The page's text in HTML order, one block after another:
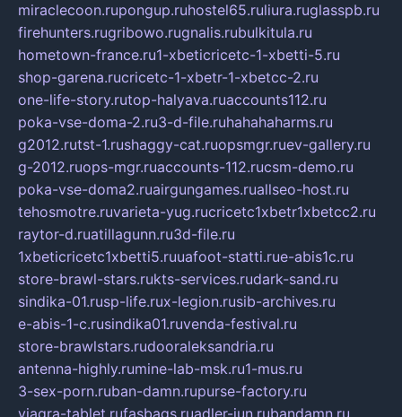
miraclecoon.rupongup.ruhostel65.ruliura.ruglasspb.ru
firehunters.rugribowo.rugnalis.rubulkitula.ru
hometown-france.ru1-xbeticricetc-1-xbetti-5.ru
shop-garena.rucricetc-1-xbetr-1-xbetcc-2.ru
one-life-story.rutop-halyava.ruaccounts112.ru
poka-vse-doma-2.ru3-d-file.ruhahahaharms.ru
g2012.rutst-1.rushaggy-cat.ruopsmgr.ruev-gallery.ru
g-2012.ruops-mgr.ruaccounts-112.rucsm-demo.ru
poka-vse-doma2.ruairgungames.ruallseo-host.ru
tehosmotre.ruvarieta-yug.rucricetc1xbetr1xbetcc2.ru
raytor-d.ruatillagunn.ru3d-file.ru
1xbeticricetc1xbetti5.ruuafoot-statti.rue-abis1c.ru
store-brawl-stars.rukts-services.rudark-sand.ru
sindika-01.rusp-life.rux-legion.rusib-archives.ru
e-abis-1-c.rusindika01.ruvenda-festival.ru
store-brawlstars.rudooraleksandria.ru
antenna-highly.rumine-lab-msk.ru1-mus.ru
3-sex-porn.ruban-damn.rupurse-factory.ru
viagra-tablet.rufasbags.ruadler-jun.rubandamn.ru